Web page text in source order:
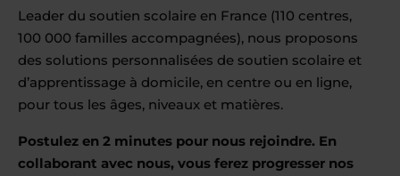
Leader du soutien scolaire en France (110 centres,
100 000 familles accompagnées), nous proposons
des solutions personnalisées de soutien scolaire et
d’apprentissage à domicile, en centre ou en ligne,
pour tous les âges, niveaux et matières.
Postulez en 2 minutes pour nous rejoindre. En
collaborant avec nous, vous ferez progresser nos